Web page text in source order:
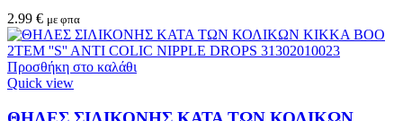
2.99 € με φπα
Προσθήκη στο καλάθι
Quick view